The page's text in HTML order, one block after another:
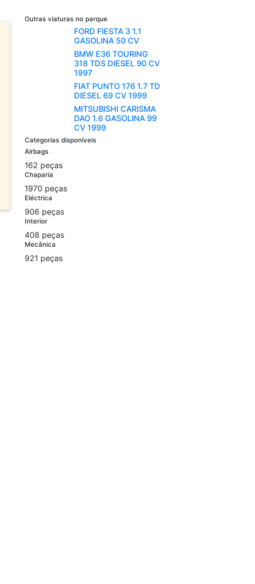
Outras viaturas no parque
FORD FIESTA 3 1.1
GASOLINA 50 CV
BMW E36 TOURING
318 TDS DIESEL 90 CV
1997
FIAT PUNTO 176 1.7 TD
DIESEL 69 CV 1999
MITSUBISHI CARISMA
DAO 1.6 GASOLINA 99
CV 1999
Categorias disponíveis
Airbags
162 peças
Chaparia
1970 peças
Eléctrica
906 peças
Interior
408 peças
Mecânica
921 peças